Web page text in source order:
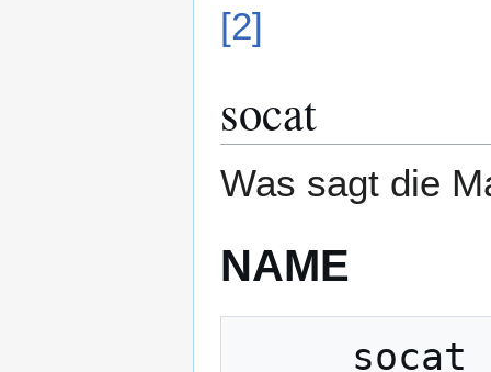
[2]
socat
Was sagt die
NAME